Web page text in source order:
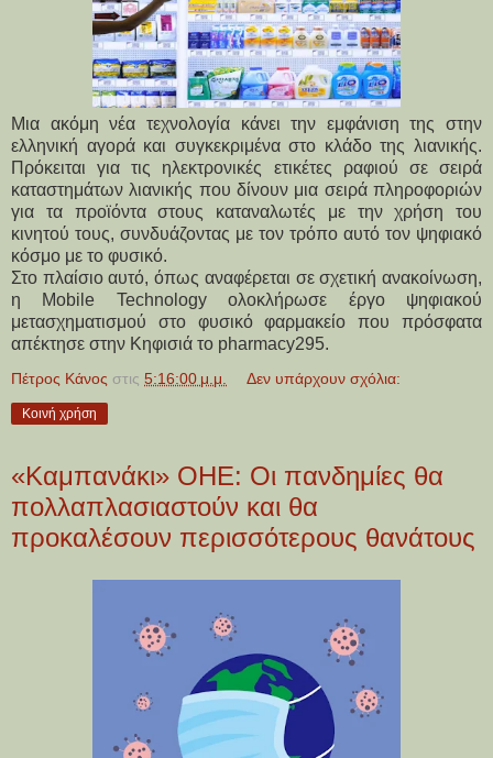
Μια ακόμη νέα τεχνολογία κάνει την εμφάνιση της στην
ελληνική αγορά και συγκεκριμένα στο κλάδο της λιανικής.
Πρόκειται για τις ηλεκτρονικές ετικέτες ραφιού σε σειρά
καταστημάτων λιανικής που δίνουν μια σειρά πληροφοριών
για τα προϊόντα στους καταναλωτές με την χρήση του
κινητού τους, συνδυάζοντας με τον τρόπο αυτό τον ψηφιακό
κόσμο με το φυσικό.
Στο πλαίσιο αυτό, όπως αναφέρεται σε σχετική ανακοίνωση,
η Mobile Technology ολοκλήρωσε έργο ψηφιακού
μετασχηματισμού στο φυσικό φαρμακείο που πρόσφατα
απέκτησε στην Κηφισιά το pharmacy295.
Πέτρος Κάνος στις 5:16:00 μ.μ. Δεν υπάρχουν σχόλια:
Κοινή χρήση
«Καμπανάκι» ΟΗΕ: Οι πανδημίες θα
πολλαπλασιαστούν και θα
προκαλέσουν περισσότερους θανάτους